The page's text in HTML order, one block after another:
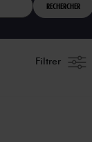
RECHERCHER
Filtrer